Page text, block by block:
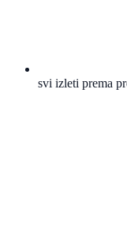
svi izleti prema